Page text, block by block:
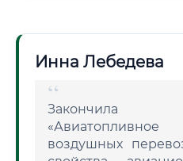
Инна Лебедева
Закончила
воздушных